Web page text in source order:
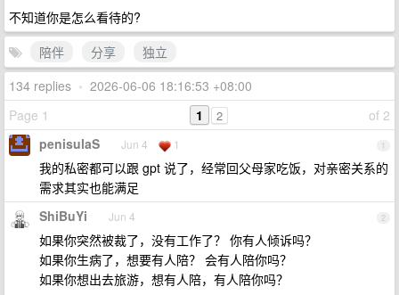
不知道你是怎么看待的?
陪伴
分享
独立
134 replies • 2026-06-06 18:16:53 +08:00
Page 1
of 2
1 2
1
penisulaS Jun 4 1
我的私密都可以跟 gpt 说了，经常回父母家吃饭，对亲密关系的
需求其实也能满足
2
ShiBuYi Jun 4
如果你突然被裁了，没有工作了？ 你有人倾诉吗？
如果你生病了，想要有人陪？ 会有人陪你吗？
如果你想出去旅游，想有人陪，有人陪你吗？